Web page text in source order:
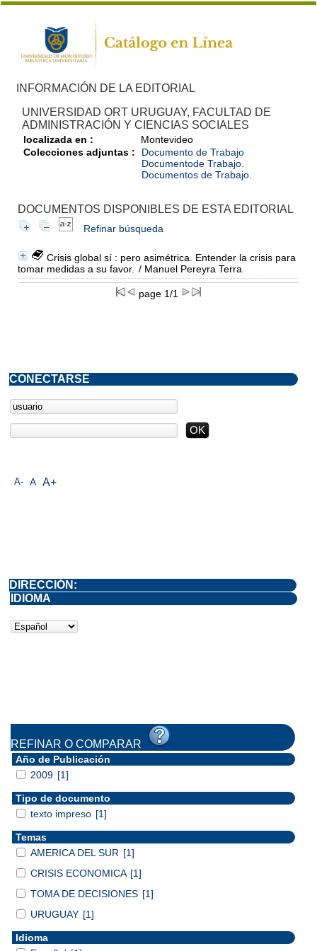
INFORMACIÓN DE LA EDITORIAL
UNIVERSIDAD ORT URUGUAY, FACULTAD DE
ADMINISTRACIÓN Y CIENCIAS SOCIALES
localizada en :
Montevideo
Colecciones adjuntas :
Documento de Trabajo
Documentode Trabajo.
Documentos de Trabajo.
DOCUMENTOS DISPONIBLES DE ESTA EDITORIAL
Refinar búsqueda
Crisis global sí : pero asimétrica. Entender la crisis para
tomar medidas a su favor. / Manuel Pereyra Terra
page 1/1
A- A A+
CONECTARSE
DIRECCIÓN:
IDIOMA
REFINAR O COMPARAR
Año de Publicación
2009 [1]
Tipo de documento
texto impreso [1]
Temas
AMERICA DEL SUR [1]
CRISIS ECONOMICA [1]
TOMA DE DECISIONES [1]
URUGUAY [1]
Idioma